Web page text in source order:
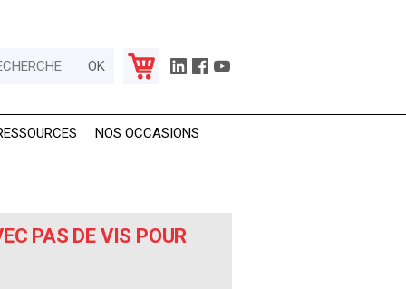
NOS OCCASIONS
PAS DE VIS POUR